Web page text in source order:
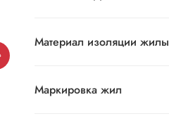
Материал изоляции жилы
Маркировка жил